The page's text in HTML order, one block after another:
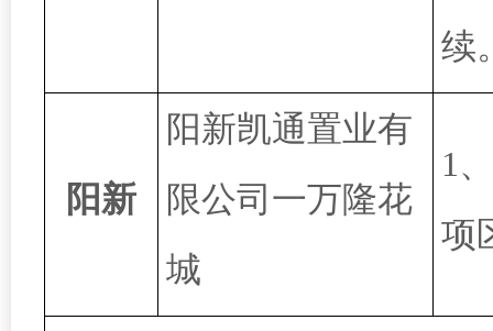
续
阳新
阳新凯通置业有
限公司一万隆花
城
1
项